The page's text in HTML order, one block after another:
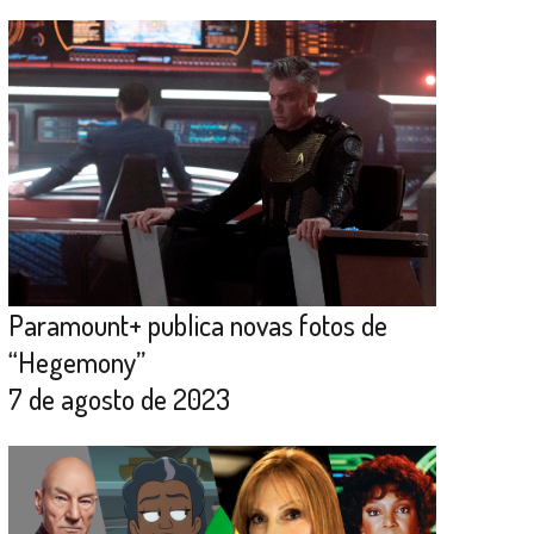
Paramount+ publica novas fotos de
“Hegemony”
7 de agosto de 2023